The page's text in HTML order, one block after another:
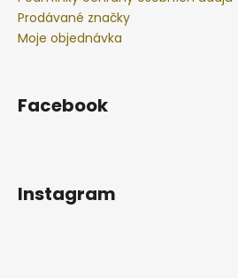
Prodávané značky
Moje objednávka
Facebook
Instagram